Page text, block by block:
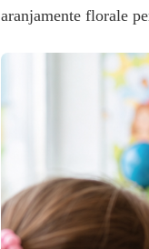
aranjamente florale